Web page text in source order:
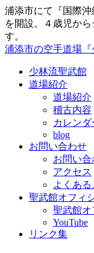
浦添市にて『国際沖
を開設。４歳児か
す。
浦添市の空手道場『
少林流聖武館
道場紹介
道場紹介
稽古内容
カレンダ
blog
お問い合わせ
お問い合
アクセス
よくある
聖武館オフィ
聖武館オ
YouTube
リンク集